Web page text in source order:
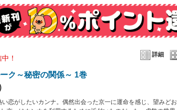
詳細
！
ク～秘密の関係～ 1巻
恋がしたいカンナ。偶然出会った京一に運命を感じ、望みどお